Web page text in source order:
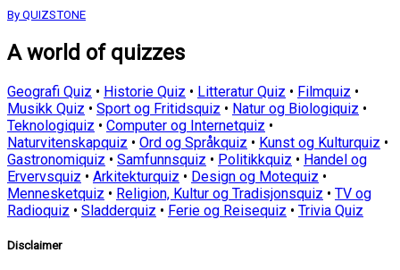
By QUIZSTONE
A world of quizzes
Geografi Quiz • Historie Quiz • Litteratur Quiz • Filmquiz •
Musikk Quiz • Sport og Fritidsquiz • Natur og Biologiquiz •
Teknologiquiz • Computer og Internetquiz •
Naturvitenskapquiz • Ord og Språkquiz • Kunst og Kulturquiz •
Gastronomiquiz • Samfunnsquiz • Politikkquiz • Handel og
Ervervsquiz • Arkitekturquiz • Design og Motequiz •
Mennesketquiz • Religion, Kultur og Tradisjonsquiz • TV og
Radioquiz • Sladderquiz • Ferie og Reisequiz • Trivia Quiz
Disclaimer